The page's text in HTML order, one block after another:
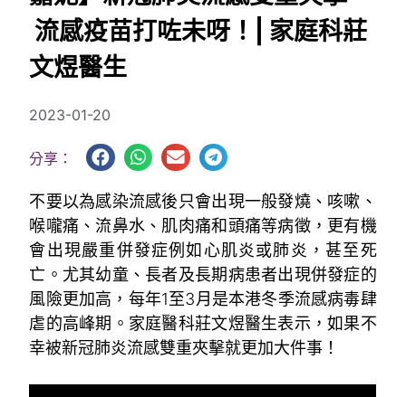
流感疫苗打咗未呀！| 家庭科莊
文煜醫生
2023-01-20
分享：
不要以為感染流感後只會出現一般發燒、咳嗽、
喉嚨痛、流鼻水、肌肉痛和頭痛等病徵，更有機
會出現嚴重併發症例如心肌炎或肺炎，甚至死
亡。尤其幼童、長者及長期病患者出現併發症的
風險更加高，每年1至3月是本港冬季流感病毒肆
虐的高峰期。家庭醫科莊文煜醫生表示，如果不
幸被新冠肺炎流感雙重夾擊就更加大件事！